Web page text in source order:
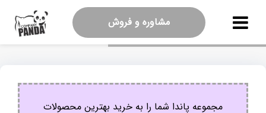
مشاوره و فروش
مجموعه پاندا شما را به خرید بهترین محصولات